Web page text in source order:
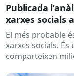
Publicada
xarxes socials
El més probable
xarxes socials.
comparteixen